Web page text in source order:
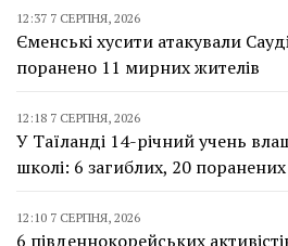
12:37 7 СЕРПНЯ, 2026
Єменські хусити атакували
поранено 11 мирних жителів
12:18 7 СЕРПНЯ, 2026
У Таїланді 14-річний учень
школі: 6 загиблих, 20 поранених
12:10 7 СЕРПНЯ, 2026
6 південнокорейських